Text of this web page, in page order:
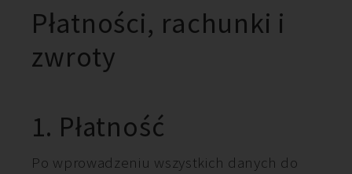
Płatności, rachunki i
zwroty
1. Płatność
Po wprowadzeniu wszystkich danych do